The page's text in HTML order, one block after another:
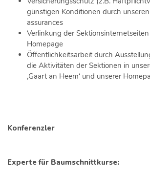
günstigen Konditionen durch
assurances
Verlinkung der
Homepage
Öffentlichkeitsarbeit durch
die Aktivitäten der Sektionen in
‚Gaart an Heem‘ und unserer
Konferenzler
Experte für Baumschnittkurse: